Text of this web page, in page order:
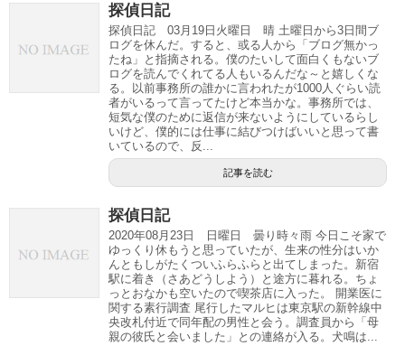
探偵日記
探偵日記 03月19日火曜日 晴 土曜日から3日間ブ
ログを休んだ。すると、或る人から「ブログ無かっ
たね」と指摘される。僕のたいして面白くもないブ
ログを読んでくれてる人もいるんだな～と嬉しくな
る。以前事務所の誰かに言われたが1000人ぐらい読
者がいるって言ってたけど本当かな。事務所では、
短気な僕のために返信が来ないようにしているらし
いけど、僕的には仕事に結びつけばいいと思って書
いているので、反...
記事を読む
探偵日記
2020年08月23日 日曜日 曇り時々雨 今日こそ家で
ゆっくり休もうと思っていたが、生来の性分はいか
んともしがたくついふらふらと出てしまった。新宿
駅に着き（さあどうしよう）と途方に暮れる。ちょ
っとおなかも空いたので喫茶店に入った。 開業医に
関する素行調査 尾行したマルヒは東京駅の新幹線中
央改札付近で同年配の男性と会う。調査員から「母
親の彼氏と会いました」との連絡が入る。犬鳴は...